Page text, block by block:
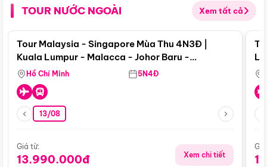
TOUR NƯỚC NGOÀI Xem tất cả
Điểm nổi bật
Tour Malaysia - Singapore Mùa Thu 4N3Đ |
Kuala Lumpur - Malacca - Johor Baru -
Singapore
Hồ Chí Minh 5N4Đ
13/08
Giá từ:
13.990.000đ Xem chi tiết